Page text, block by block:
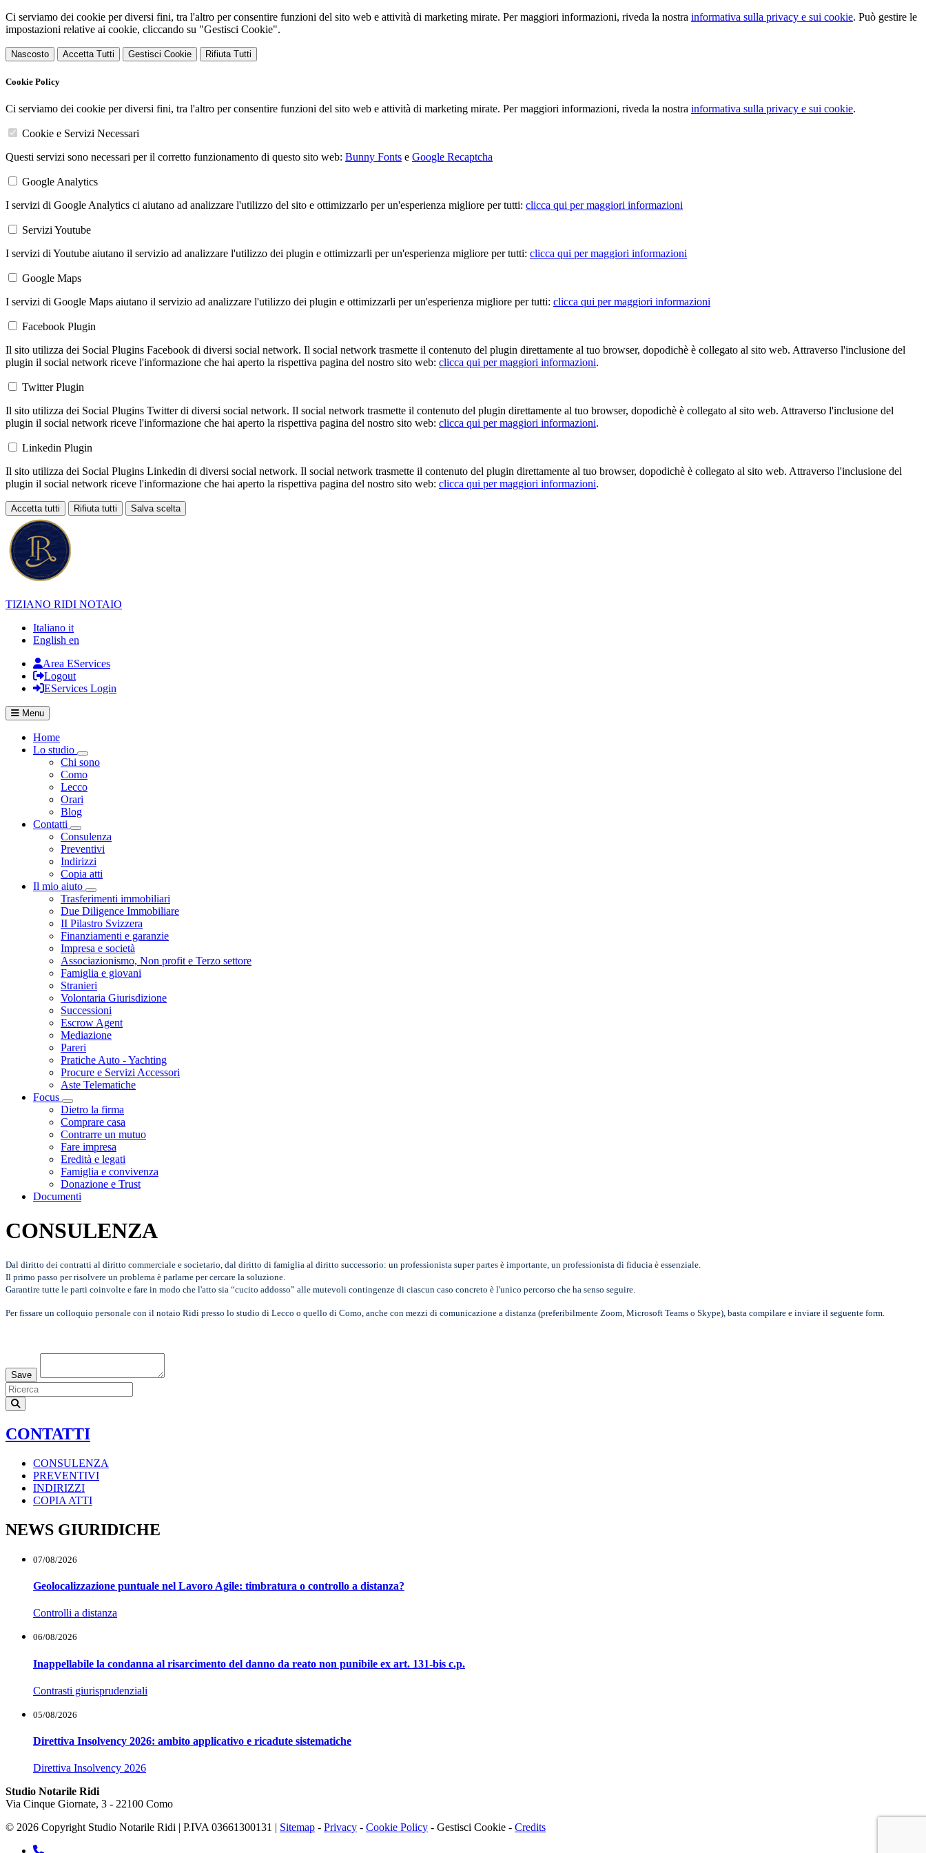
Ci serviamo dei cookie per diversi fini, tra l'altro per consentire funzioni del sito web e attività di marketing mirate. Per maggiori informazioni, riveda la nostra informativa sulla privacy e sui cookie. Può gestire le
impostazioni relative ai cookie, cliccando su "Gestisci Cookie".
Nascosto Accetta Tutti Gestisci Cookie Rifiuta Tutti
Cookie Policy
Ci serviamo dei cookie per diversi fini, tra l'altro per consentire funzioni del sito web e attività di marketing mirate. Per maggiori informazioni, riveda la nostra informativa sulla privacy e sui cookie.
Cookie e Servizi Necessari
Questi servizi sono necessari per il corretto funzionamento di questo sito web: Bunny Fonts e Google Recaptcha
Google Analytics
I servizi di Google Analytics ci aiutano ad analizzare l'utilizzo del sito e ottimizzarlo per un'esperienza migliore per tutti: clicca qui per maggiori informazioni
Servizi Youtube
I servizi di Youtube aiutano il servizio ad analizzare l'utilizzo dei plugin e ottimizzarli per un'esperienza migliore per tutti: clicca qui per maggiori informazioni
Google Maps
I servizi di Google Maps aiutano il servizio ad analizzare l'utilizzo dei plugin e ottimizzarli per un'esperienza migliore per tutti: clicca qui per maggiori informazioni
Facebook Plugin
Il sito utilizza dei Social Plugins Facebook di diversi social network. Il social network trasmette il contenuto del plugin direttamente al tuo browser, dopodichè è collegato al sito web. Attraverso l'inclusione del
plugin il social network riceve l'informazione che hai aperto la rispettiva pagina del nostro sito web: clicca qui per maggiori informazioni.
Twitter Plugin
Il sito utilizza dei Social Plugins Twitter di diversi social network. Il social network trasmette il contenuto del plugin direttamente al tuo browser, dopodichè è collegato al sito web. Attraverso l'inclusione del
plugin il social network riceve l'informazione che hai aperto la rispettiva pagina del nostro sito web: clicca qui per maggiori informazioni.
Linkedin Plugin
Il sito utilizza dei Social Plugins Linkedin di diversi social network. Il social network trasmette il contenuto del plugin direttamente al tuo browser, dopodichè è collegato al sito web. Attraverso l'inclusione del
plugin il social network riceve l'informazione che hai aperto la rispettiva pagina del nostro sito web: clicca qui per maggiori informazioni.
Accetta tutti Rifiuta tutti Salva scelta
Loading...
TIZIANO RIDI NOTAIO
Italiano it
English en
Area EServices
Logout
EServices Login
Menu
Home
Lo studio
Visualizza menù di secondo livello
Chi sono
Como
Lecco
Orari
Blog
Contatti
Visualizza menù di secondo livello
Consulenza
Preventivi
Indirizzi
Copia atti
Il mio aiuto
Visualizza menù di secondo livello
Trasferimenti immobiliari
Due Diligence Immobiliare
II Pilastro Svizzera
Finanziamenti e garanzie
Impresa e società
Associazionismo, Non profit e Terzo settore
Famiglia e giovani
Stranieri
Volontaria Giurisdizione
Successioni
Escrow Agent
Mediazione
Pareri
Pratiche Auto - Yachting
Procure e Servizi Accessori
Aste Telematiche
Focus
Visualizza menù di secondo livello
Dietro la firma
Comprare casa
Contrarre un mutuo
Fare impresa
Eredità e legati
Famiglia e convivenza
Donazione e Trust
Documenti
CONSULENZA
Dal diritto dei contratti al diritto commerciale e societario, dal diritto di famiglia al diritto successorio: un professionista super partes è importante, un professionista di fiducia è essenziale.
Il primo passo per risolvere un problema è parlarne per cercare la soluzione.
Garantire tutte le parti coinvolte e fare in modo che l'atto sia “cucito addosso” alle mutevoli contingenze di ciascun caso concreto è l'unico percorso che ha senso seguire.
Per fissare un colloquio personale con il notaio Ridi presso lo studio di Lecco o quello di Como, anche con mezzi di comunicazione a distanza (preferibilmente Zoom, Microsoft Teams o Skype), basta compilare e inviare il seguente form.
Save
CONTATTI
CONSULENZA
PREVENTIVI
INDIRIZZI
COPIA ATTI
NEWS GIURIDICHE
07/08/2026
Geolocalizzazione puntuale nel Lavoro Agile: timbratura o controllo a distanza?
Controlli a distanza
06/08/2026
Inappellabile la condanna al risarcimento del danno da reato non punibile ex art. 131-bis c.p.
Contrasti giurisprudenziali
05/08/2026
Direttiva Insolvency 2026: ambito applicativo e ricadute sistematiche
Direttiva Insolvency 2026
Studio Notarile Ridi
Via Cinque Giornate, 3 - 22100 Como
© 2026 Copyright Studio Notarile Ridi | P.IVA 03661300131 | Sitemap - Privacy - Cookie Policy - Gestisci Cookie - Credits